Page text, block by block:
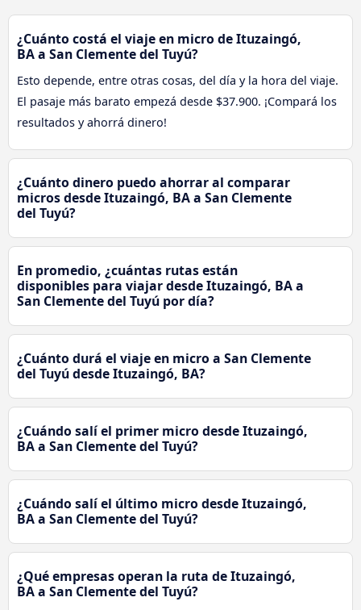
¿Cuánto costá el viaje en micro de Ituzaingó,
BA a San Clemente del Tuyú?
Esto depende, entre otras cosas, del día y la hora del viaje.
El pasaje más barato empezá desde $37.900. ¡Compará los
resultados y ahorrá dinero!
¿Cuánto dinero puedo ahorrar al comparar
micros desde Ituzaingó, BA a San Clemente
del Tuyú?
En promedio, ¿cuántas rutas están
disponibles para viajar desde Ituzaingó, BA a
San Clemente del Tuyú por día?
¿Cuánto durá el viaje en micro a San Clemente
del Tuyú desde Ituzaingó, BA?
¿Cuándo salí el primer micro desde Ituzaingó,
BA a San Clemente del Tuyú?
¿Cuándo salí el último micro desde Ituzaingó,
BA a San Clemente del Tuyú?
¿Qué empresas operan la ruta de Ituzaingó,
BA a San Clemente del Tuyú?